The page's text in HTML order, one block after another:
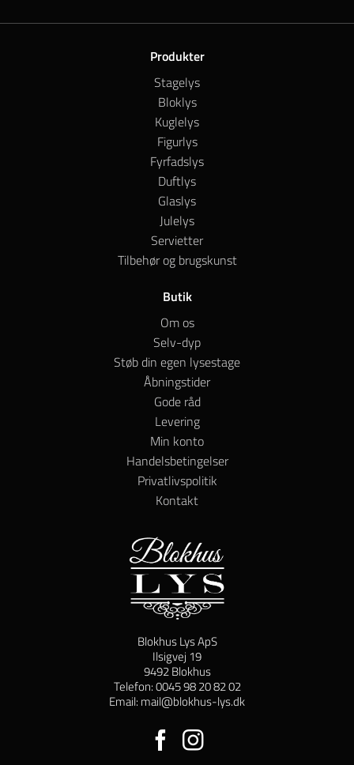
Blokhus Lys ApS
Ilsigvej 19
9492 Blokhus
Telefon: 0045 98 20 82 02
Email: mail@blokhus-lys.dk
Produkter
Stagelys
Bloklys
Kuglelys
Figurlys
Fyrfadslys
Duftlys
Glaslys
Julelys
Servietter
Tilbehør og brugskunst
Butik
Om os
Selv-dyp
Støb din egen lysestage
Åbningstider
Gode råd
Levering
Min konto
Handelsbetingelser
Privatlivspolitik
Kontakt